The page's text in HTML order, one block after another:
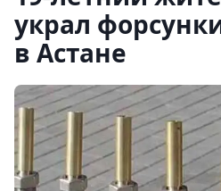
украл
в Астане